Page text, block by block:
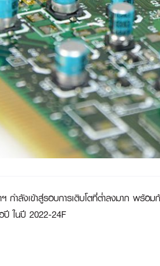
ฯ กำลังเข้าสู่รอบการเติบโตที่ต่ำลงมาก
ปี ในปี 2022-24F